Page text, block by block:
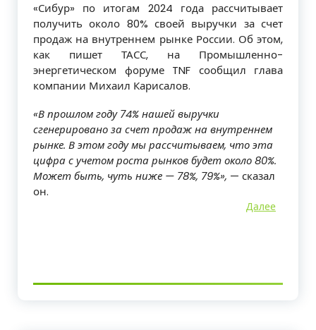
«Сибур» по итогам 2024 года рассчитывает
получить около 80% своей выручки за счет
продаж на внутреннем рынке России. Об этом,
как пишет ТАСС, на Промышленно-
энергетическом форуме TNF сообщил глава
компании Михаил Карисалов.
«В прошлом году 74% нашей выручки
сгенерировано за счет продаж на внутреннем
рынке. В этом году мы рассчитываем, что эта
цифра с учетом роста рынков будет около 80%.
Может быть, чуть ниже — 78%, 79%», — сказал
он.
Далее